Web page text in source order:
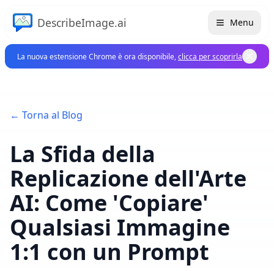
DescribeImage.ai Menu
La nuova estensione Chrome è ora disponibile,clicca per scoprirla
← Torna al Blog
La Sfida della
Replicazione dell'Arte
AI: Come 'Copiare'
Qualsiasi Immagine
1:1 con un Prompt